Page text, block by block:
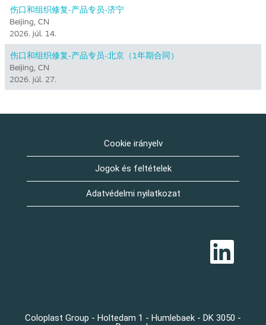
伤口和组织修复-产品专员-济宁
Beijing, CN
2026. júl. 14.
伤口和组织修复-产品专员-北京（1年期合同）
Beijing, CN
2026. júl. 27.
Cookie irányelv
Jogok és feltételek
Adatvédelmi nyilatkozat
Ú
y
í
Coloplast Group - Holtedam 1 - Humlebaek - DK 3050 -